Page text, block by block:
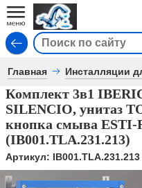
Главная Инсталляции
Комплект 3в1
SILENCIO, унитаз
кнопка смыва ESTI-
(IB001.TLA.231.213)
Артикул: IB001.TLA.231.213